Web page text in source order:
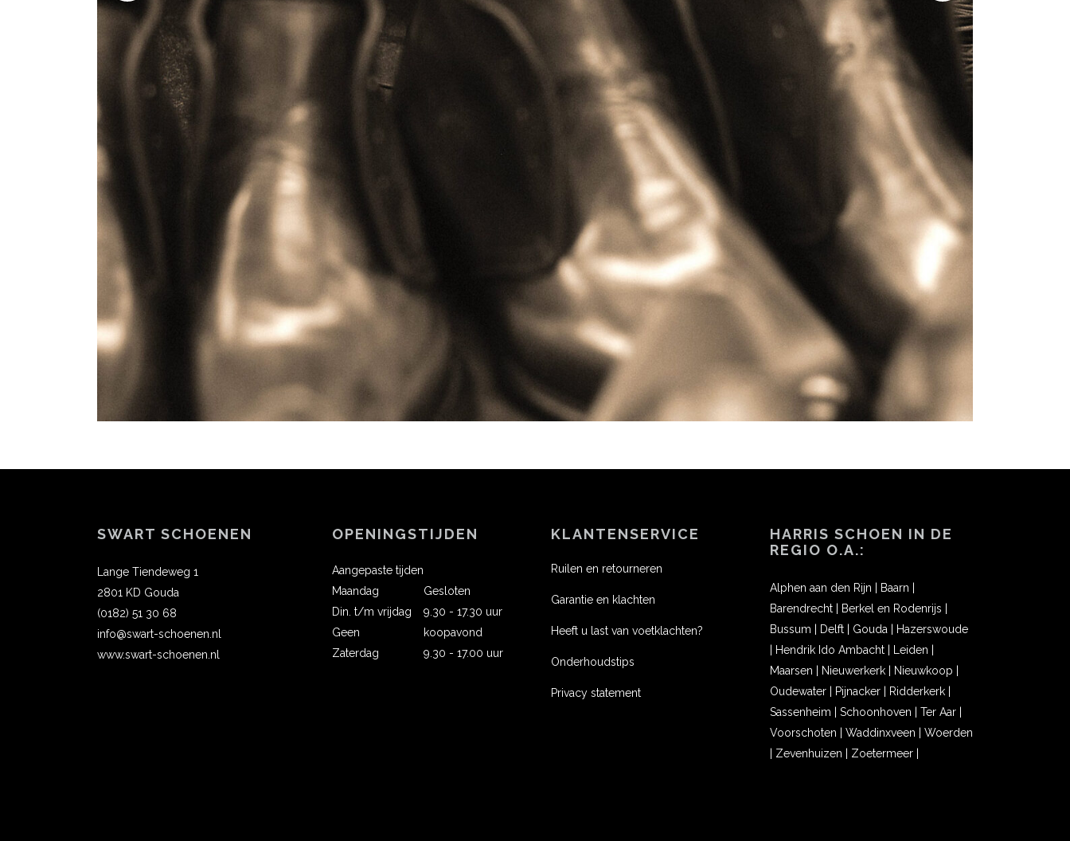
SWART SCHOENEN
Lange Tiendeweg 1
2801 KD Gouda
(0182) 51 30 68
info@swart-schoenen.nl
www.swart-schoenen.nl
OPENINGSTIJDEN
Aangepaste tijden
Maandag
Gesloten
Din. t/m vrijdag
9.30 - 17.30 uur
Geen
koopavond
Zaterdag
9.30 - 17.00 uur
KLANTENSERVICE
Ruilen en retourneren
Garantie en klachten
Heeft u last van voetklachten?
Onderhoudstips
Privacy statement
HARRIS SCHOEN IN DE
REGIO O.A.:
Alphen aan den Rijn Baarn
Barendrecht
Berkel en Rodenrijs
Bussum
Delft Gouda
Hazerswoude
Hendrik Ido Ambacht Leiden
Maarsen
Nieuwerkerk Nieuwkoop
Oudewater
Pijnacker Ridderkerk
Sassenheim
Schoonhoven Ter Aar
Voorschoten
Waddinxveen
Woerden
Zevenhuizen Zoetermeer